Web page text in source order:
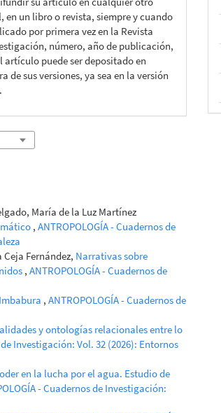
un libro o revista, siempre y cuando
por primera vez en la Revista
número, año de publicación,
artículo puede ser depositado en
de sus versiones, ya sea en la versión
María de la Luz Martínez
, ANTROPOLOGÍA - Cuadernos de
Fernández, Narrativas sobre
, ANTROPOLOGÍA - Cuadernos de
, ANTROPOLOGÍA - Cuadernos de
y ontologías relacionales entre lo
Investigación: Vol. 32 (2026): Entornos
en la lucha por el agua. Estudio de
- Cuadernos de Investigación: